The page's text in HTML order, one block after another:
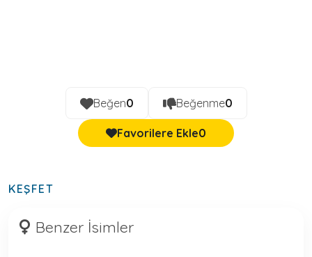
Beğen0 Beğenme0
Favorilere Ekle0
KEŞFET
Benzer İsimler